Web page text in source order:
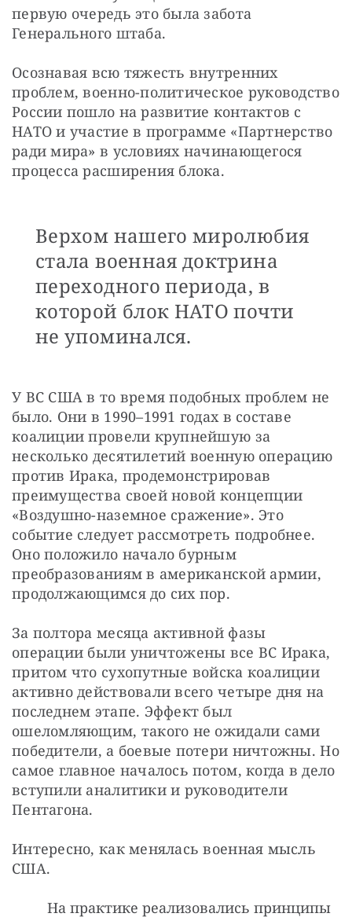
первую очередь это была забота
Генерального штаба.
Осознавая всю тяжесть внутренних
проблем, военно-политическое руководство
России пошло на развитие контактов с
НАТО и участие в программе «Партнерство
ради мира» в условиях начинающегося
процесса расширения блока.
Верхом нашего миролюбия
стала военная доктрина
переходного периода, в
которой блок НАТО почти
не упоминался.
У ВС США в то время подобных проблем не
было. Они в 1990–1991 годах в составе
коалиции провели крупнейшую за
несколько десятилетий военную операцию
против Ирака, продемонстрировав
преимущества своей новой концепции
«Воздушно-наземное сражение». Это
событие следует рассмотреть подробнее.
Оно положило начало бурным
преобразованиям в американской армии,
продолжающимся до сих пор.
За полтора месяца активной фазы
операции были уничтожены все ВС Ирака,
притом что сухопутные войска коалиции
активно действовали всего четыре дня на
последнем этапе. Эффект был
ошеломляющим, такого не ожидали сами
победители, а боевые потери ничтожны. Но
самое главное началось потом, когда в дело
вступили аналитики и руководители
Пентагона.
Интересно, как менялась военная мысль
США.
На практике реализовались принципы